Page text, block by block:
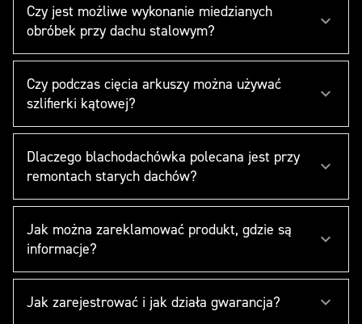
Czy jest możliwe wykonanie miedzianych
obróbek przy dachu stalowym?
Czy podczas cięcia arkuszy można używać
szlifierki kątowej?
Dlaczego blachodachówka polecana jest przy
remontach starych dachów?
Jak można zareklamować produkt, gdzie są
informacje?
Jak zarejestrować i jak działa gwarancja?